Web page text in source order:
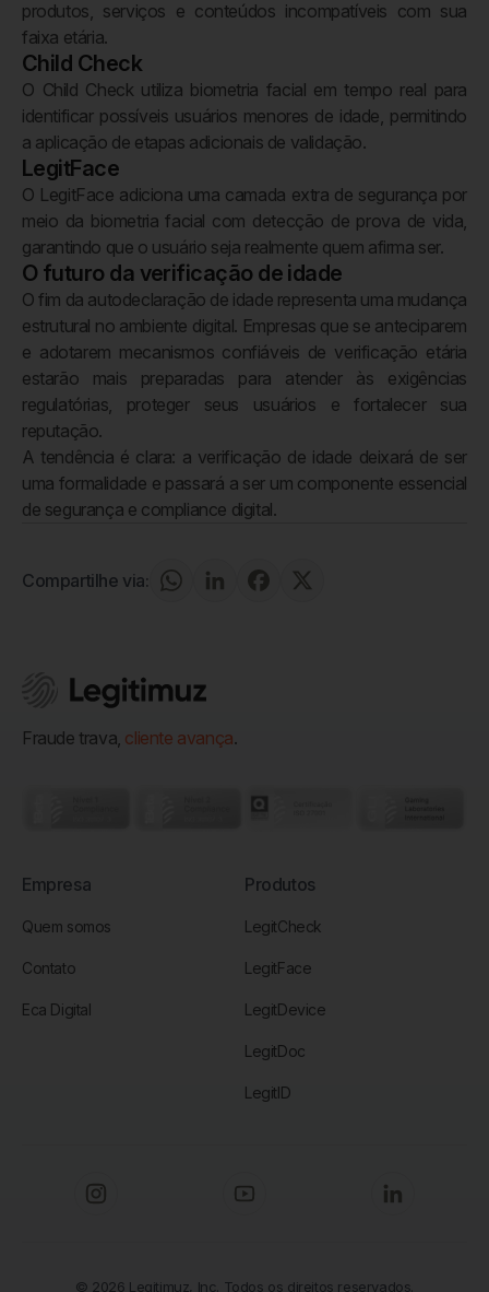
produtos, serviços e conteúdos incompatíveis com sua
faixa etária.
Child Check
O Child Check utiliza biometria facial em tempo real para
identificar possíveis usuários menores de idade, permitindo
a aplicação de etapas adicionais de validação.
LegitFace
O LegitFace adiciona uma camada extra de segurança por
meio da biometria facial com detecção de prova de vida,
garantindo que o usuário seja realmente quem afirma ser.
O futuro da verificação de idade
O fim da autodeclaração de idade representa uma mudança
estrutural no ambiente digital. Empresas que se anteciparem
e adotarem mecanismos confiáveis de verificação etária
estarão mais preparadas para atender às exigências
regulatórias, proteger seus usuários e fortalecer sua
reputação.
A tendência é clara: a verificação de idade deixará de ser
uma formalidade e passará a ser um componente essencial
de segurança e compliance digital.
Compartilhe via:
Fraude trava, cliente avança.
Empresa
Quem somos
Contato
Eca Digital
Produtos
LegitCheck
LegitFace
LegitDevice
LegitDoc
LegitID
© 2026 Legitimuz, Inc. Todos os direitos reservados.